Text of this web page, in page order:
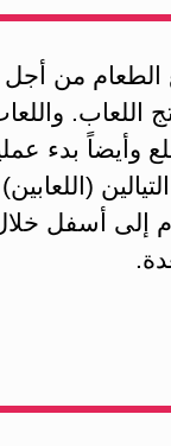
من أجل
اللعاب.
وأيضاً بدء
إلى أسفل